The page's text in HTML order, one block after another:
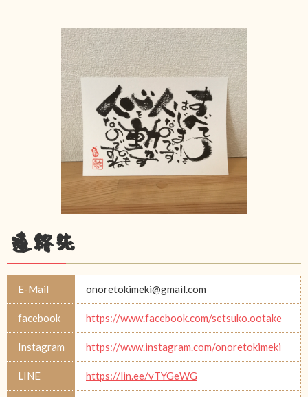
連絡先
E-Mail onoretokimeki@gmail.com
facebook https://www.facebook.com/setsuko.ootake
Instagram https://www.instagram.com/onoretokimeki
LINE https://lin.ee/vTYGeWG